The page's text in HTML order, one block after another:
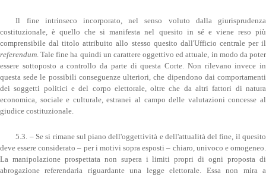
Il fine intrinseco incorporato, nel senso voluto dalla giurisprudenza
costituzionale, è quello che si manifesta nel quesito in sé e viene reso più
comprensibile dal titolo attribuito allo stesso quesito dall'Ufficio centrale per il
referendum. Tale fine ha quindi un carattere oggettivo ed attuale, in modo da poter
essere sottoposto a controllo da parte di questa Corte. Non rilevano invece in
questa sede le possibili conseguenze ulteriori, che dipendono dai comportamenti
dei soggetti politici e del corpo elettorale, oltre che da altri fattori di natura
economica, sociale e culturale, estranei al campo delle valutazioni concesse al
giudice costituzionale.
5.3. – Se si rimane sul piano dell'oggettività e dell'attualità del fine, il quesito
deve essere considerato – per i motivi sopra esposti – chiaro, univoco e omogeneo.
La manipolazione prospettata non supera i limiti propri di ogni proposta di
abrogazione referendaria riguardante una legge elettorale. Essa non mira a